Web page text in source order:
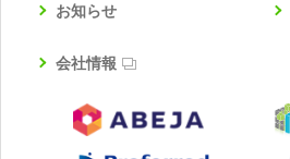
お知らせ
会社情報